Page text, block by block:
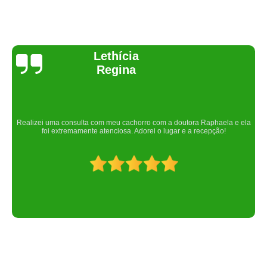
Joelma Lilian
Um lugar maravilhoso. Sempre serei grata pelo que fizeram por nós!